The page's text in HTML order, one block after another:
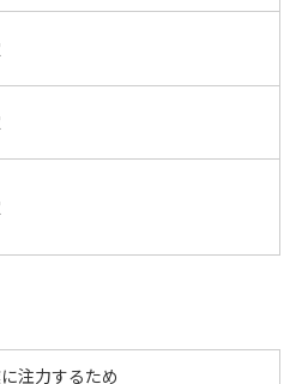
注力するため